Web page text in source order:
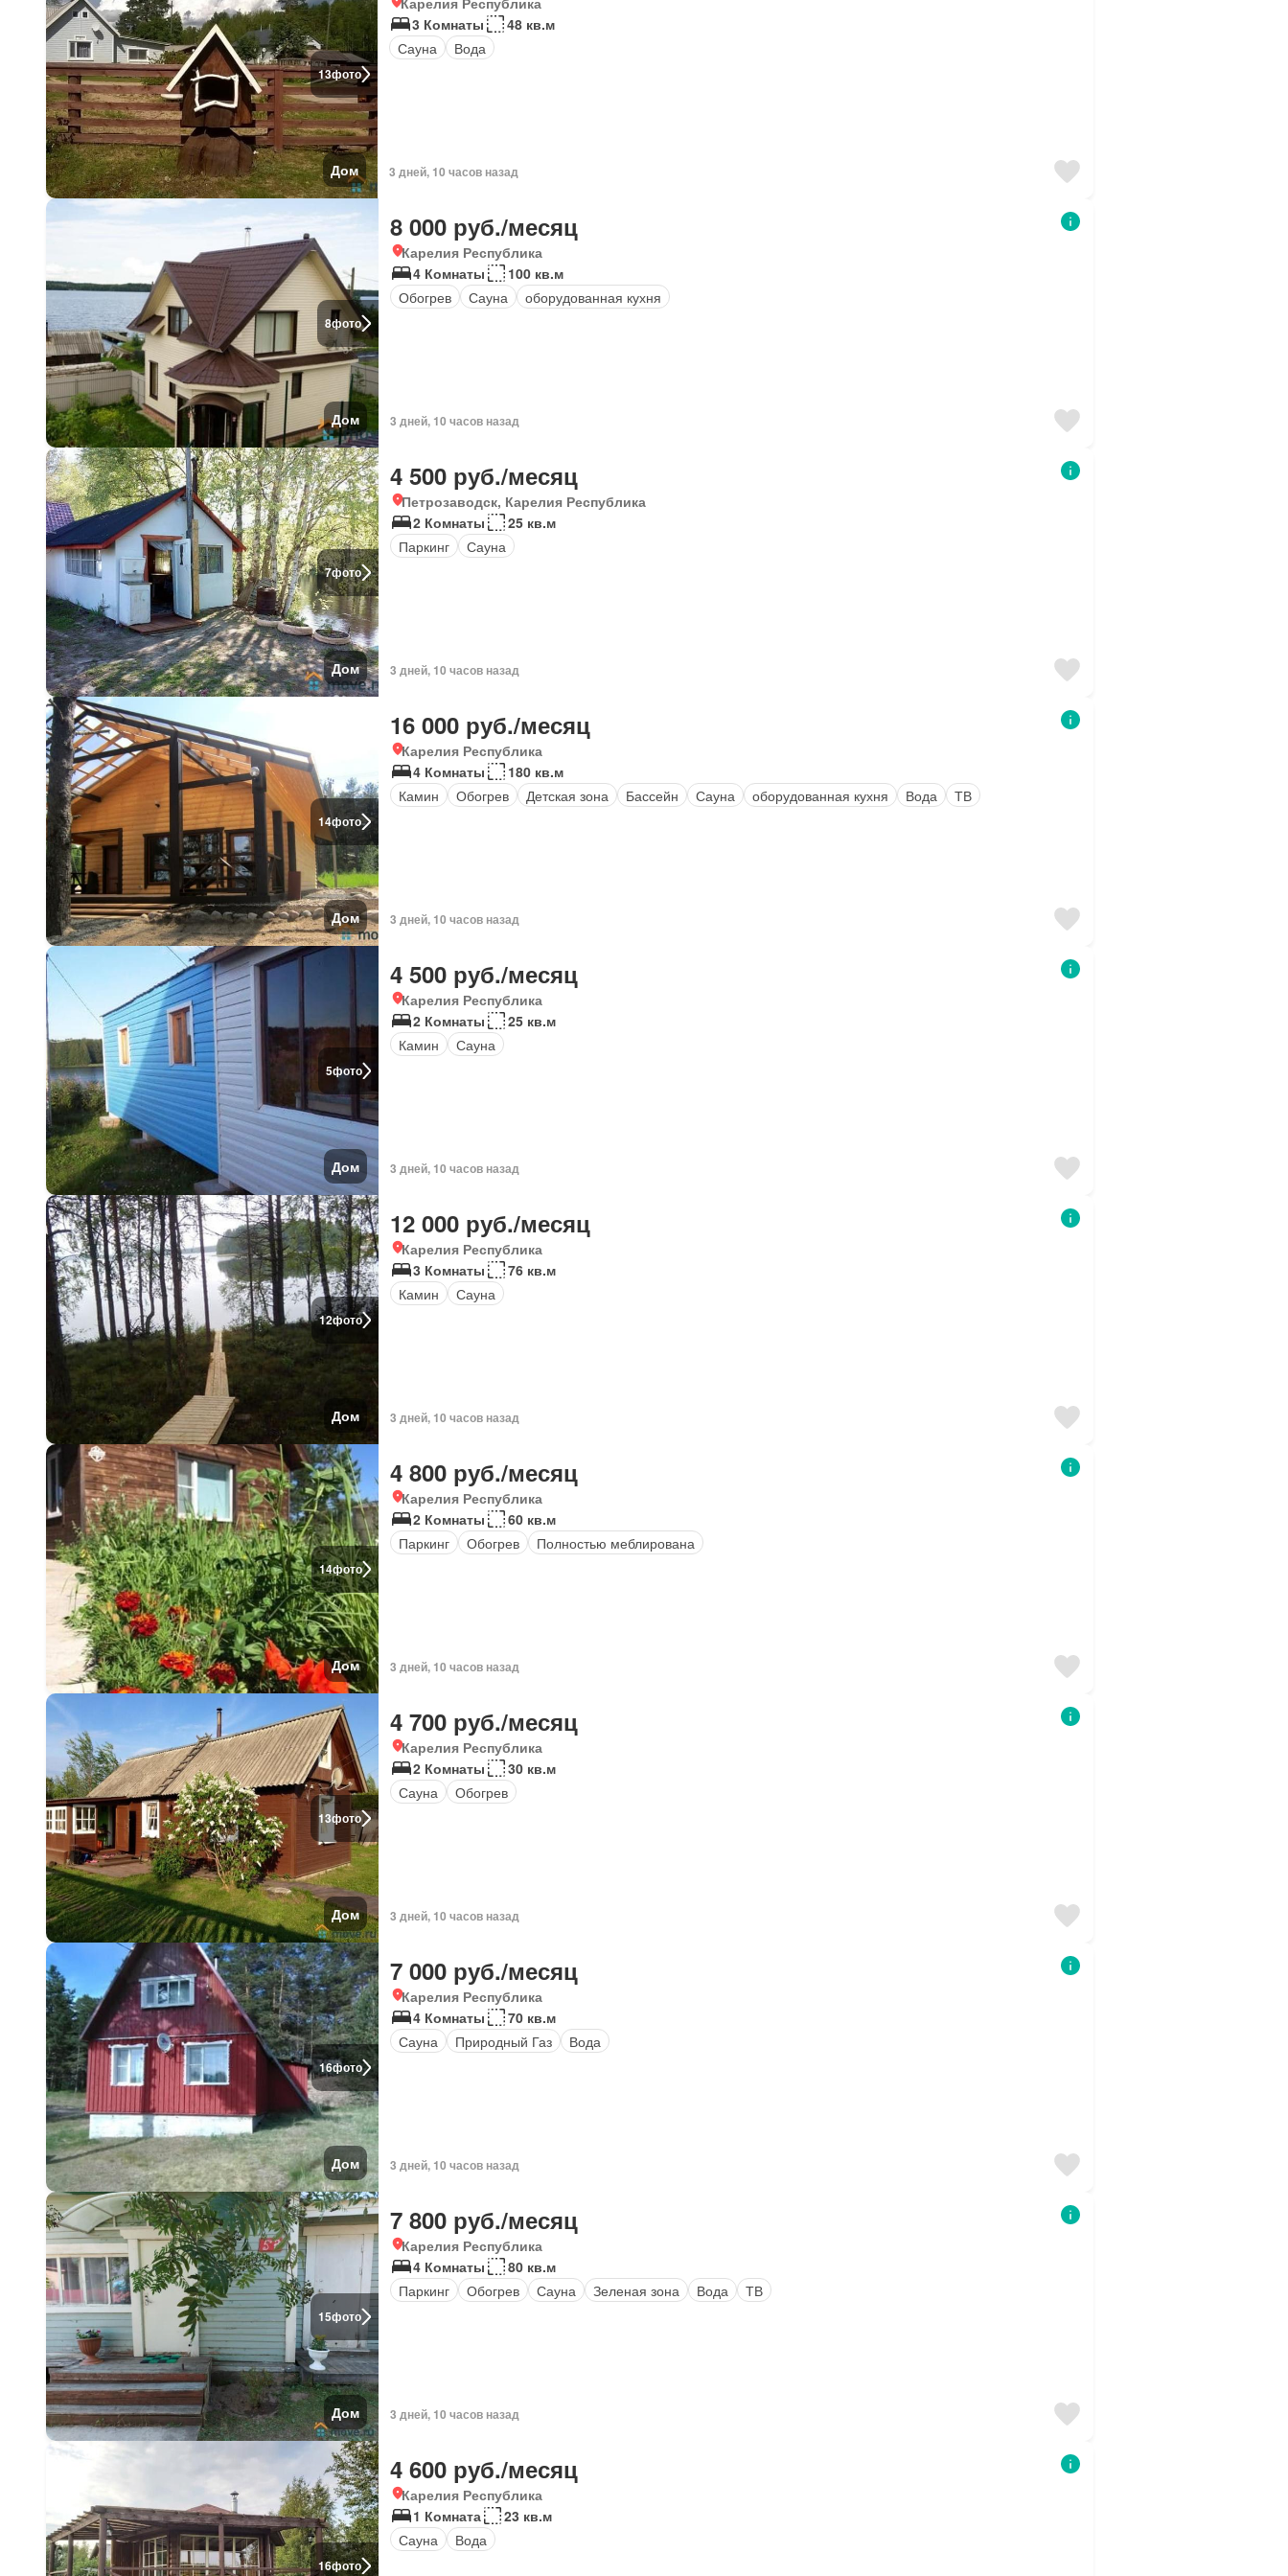
13фото
Дом
3 Комнаты
48 кв.м
Сауна
Вода
3 дней, 10 часов назад
8фото
Дом
8 000 руб./месяц
Карелия Республика
4 Комнаты
100 кв.м
Обогрев
Сауна оборудованная кухня
3 дней, 10 часов назад
7фото
Дом
4 500 руб./месяц
Петрозаводск, Карелия Республика
2 Комнаты
25 кв.м
Паркинг
Сауна
3 дней, 10 часов назад
14фото
Дом
16 000 руб./месяц
Карелия Республика
4 Комнаты
180 кв.м
Камин
Обогрев Детская зона Бассейн Сауна оборудованная кухня Вода ТВ
3 дней, 10 часов назад
5фото
Дом
4 500 руб./месяц
Карелия Республика
2 Комнаты
25 кв.м
Камин
Сауна
3 дней, 10 часов назад
12фото
Дом
12 000 руб./месяц
Карелия Республика
3 Комнаты
76 кв.м
Камин
Сауна
3 дней, 10 часов назад
14фото
Дом
4 800 руб./месяц
Карелия Республика
2 Комнаты
60 кв.м
Паркинг
Обогрев Полностью меблирована
3 дней, 10 часов назад
13фото
Дом
4 700 руб./месяц
Карелия Республика
2 Комнаты
30 кв.м
Сауна
Обогрев
3 дней, 10 часов назад
16фото
Дом
7 000 руб./месяц
Карелия Республика
4 Комнаты
70 кв.м
Сауна
Природный Газ Вода
3 дней, 10 часов назад
15фото
Дом
7 800 руб./месяц
Карелия Республика
4 Комнаты
80 кв.м
Паркинг
Обогрев Сауна Зеленая зона Вода ТВ
3 дней, 10 часов назад
16фото
4 600 руб./месяц
Карелия Республика
1 Комната
23 кв.м
Сауна
Вода